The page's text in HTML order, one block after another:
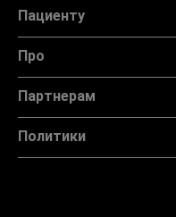
Пациенту
Про
Партнерам
Политики